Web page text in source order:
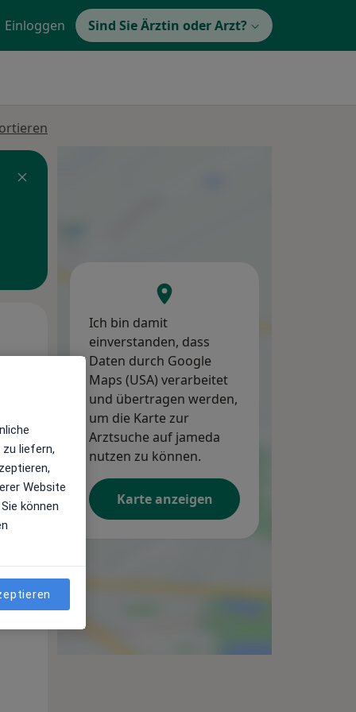
Einloggen Sind Sie Ärztin oder Arzt?
Di,
11 Aug 12 Aug
Ich bin damit
einverstanden, dass
Daten durch Google
Maps (USA) verarbeitet
und übertragen werden,
um die Karte zur
Arztsuche auf jameda
nutzen zu können.
Karte anzeigen
liefern,
Website
können